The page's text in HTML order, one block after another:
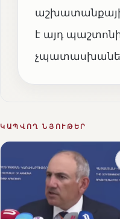
է այդ
ԿԱՊՎՈՂ ՆՅՈՒԹԵՐ